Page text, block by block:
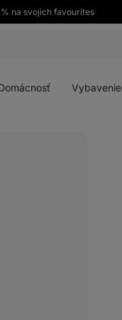
na svojich favourites
Vybavenie